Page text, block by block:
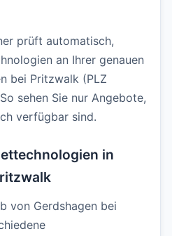
prüft automatisch,
an Ihrer genauen
bei Pritzwalk (PLZ
sehen Sie nur Angebote,
verfügbar sind.
in
von Gerdshagen bei